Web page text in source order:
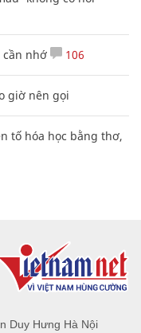
cần nhớ 106
giờ nên gọi
tố hóa học bằng thơ,
Duy Hưng Hà Nội